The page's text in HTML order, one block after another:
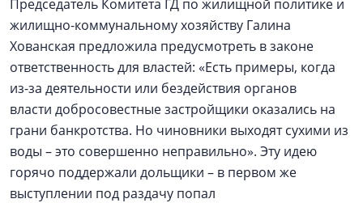
Председатель Комитета ГД по жилищной политике и
жилищно-коммунальному хозяйству Галина
Хованская предложила предусмотреть в законе
ответственность для властей: «Есть примеры, когда
из-за деятельности или бездействия органов
власти добросовестные застройщики оказались на
грани банкротства. Но чиновники выходят сухими из
воды – это совершенно неправильно». Эту идею
горячо поддержали дольщики – в первом же
выступлении под раздачу попал